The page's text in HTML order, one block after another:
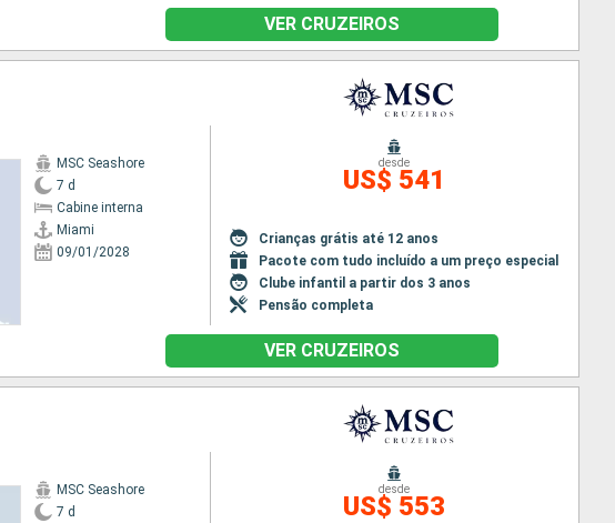
VER CRUZEIROS
MSC Seashore
7 d
Cabine interna
Miami
09/01/2028
desde
US$ 541
Crianças grátis até 12 anos
Pacote com tudo incluído a um preço especial
Clube infantil a partir dos 3 anos
Pensão completa
VER CRUZEIROS
MSC Seashore
7 d
desde
US$ 553